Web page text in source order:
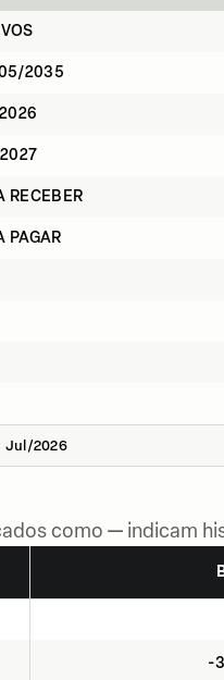
2035
RECEBER
PAGAR
Jul/2026
como — indicam
-